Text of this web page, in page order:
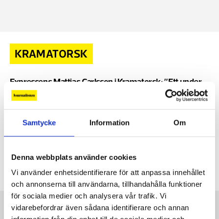
Samtycke Information Om
Denna webbplats använder cookies
Vi använder enhetsidentifierare för att anpassa innehållet
och annonserna till användarna, tillhandahålla funktioner
för sociala medier och analysera vår trafik. Vi
vidarebefordrar även sådana identifierare och annan
KRAMATORSK
Expressens Mattias Carlsson i Kramatorsk: ”Ett under
att någon överlevde”
26 AUG, 2024 | Natten till söndagen bombades ett hotell i
staden Kramatorsk i östra Ukraina, där två Reuters-
journalister skadades, och en säkerhetsansvarig hos
överhuvudtaget överlevde attacken, säger Expressens
Mattias Carlsson.
Kontakt